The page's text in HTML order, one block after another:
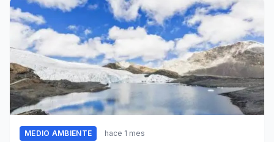
MEDIO AMBIENTE hace 1 mes